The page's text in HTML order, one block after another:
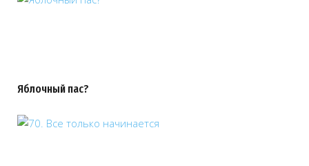
Яблочный пас?